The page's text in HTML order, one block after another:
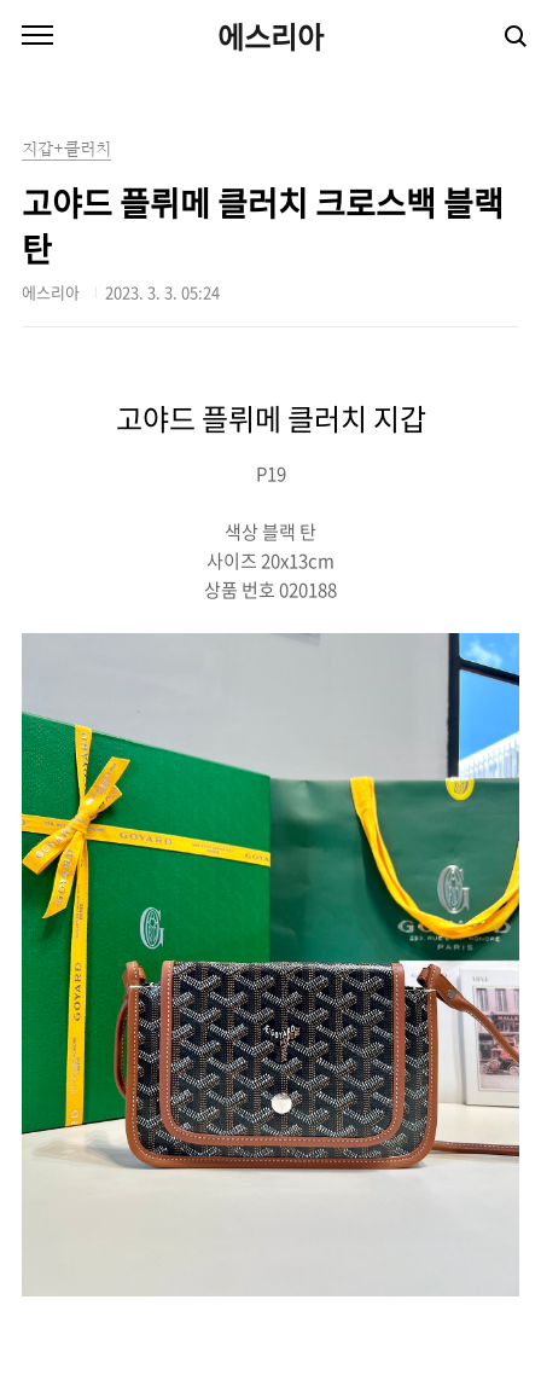
에스리아
지갑+클러치
고야드 플뤼메 클러치 크로스백 블랙
탄
에스리아 2023. 3. 3. 05:24
고야드 플뤼메 클러치 지갑
P19
색상 블랙 탄
사이즈 20x13cm
상품 번호 020188